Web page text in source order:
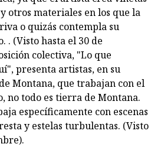
otros materiales en los que la
o quizás contempla su
. (Visto hasta el 30 de
colectiva, "Lo que
presenta artistas, en su
Montana, que trabajan con el
no todo es tierra de Montana.
específicamente con escenas
y estelas turbulentas. (Visto